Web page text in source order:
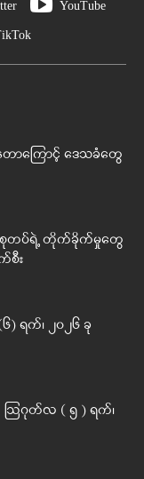
YouTube
တာကြောင့် ဒေသခံတွေ
စုတပ်ရဲ့ တိုက်ခိုက်မှုတွေ
စီး
ရက်၊ ၂၀၂၆ ခု
၊ ဩဂုတ်လ ( ၅ ) ရက်၊